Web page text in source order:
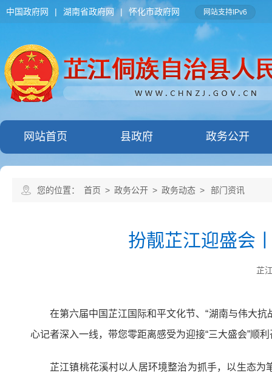
中国政府网 | 湖南省政府网 | 怀化市政府网 网站支持IPv6
网站首页 县政府 政务公开
您的位置： 首页 > 政务公开 > 政务动态 > 部门资讯
扮靓芷江迎盛会
芷
在第六届中国芷江国际和平文化节、“湖南与伟大
心记者深入一线，带您零距离感受为迎接“三大盛会”顺
芷江镇桃花溪村以人居环境整治为抓手，以生态